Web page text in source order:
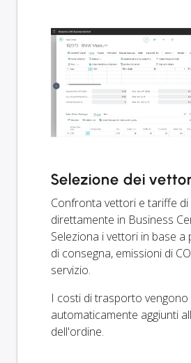
Selezione dei
Confronta vettori e tariffe di
direttamente in Business
Seleziona i vettori in base a
di consegna, emissioni di
servizio.
I costi di trasporto vengono
automaticamente aggiunti
dell'ordine.